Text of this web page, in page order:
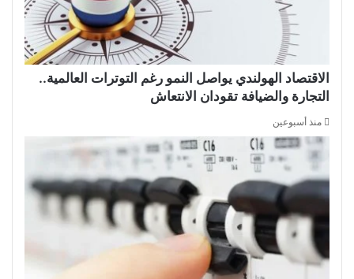
الاقتصاد الهولندي يواصل النمو رغم التوترات العالمية..
التجارة والضيافة تقودان الانتعاش
منذ أسبوعين